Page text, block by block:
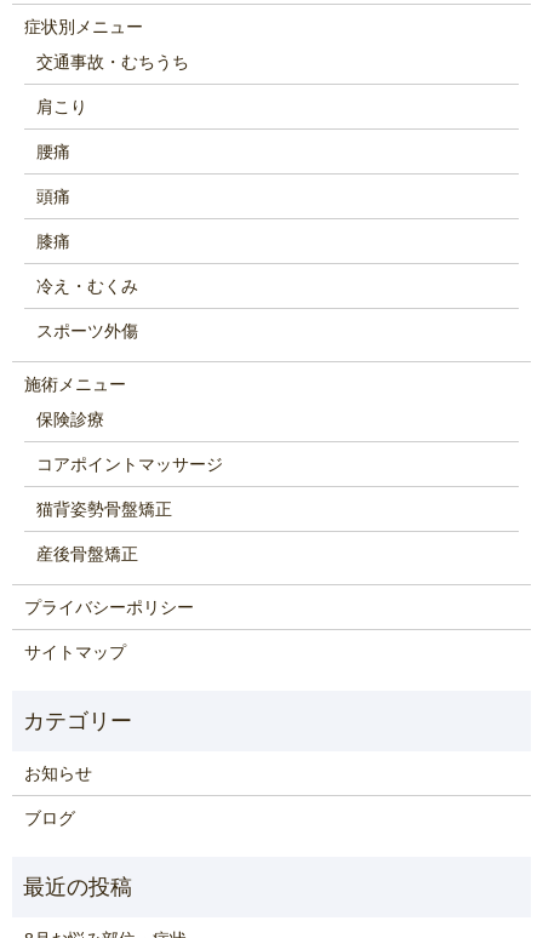
症状別メニュー
交通事故・むちうち
肩こり
腰痛
頭痛
膝痛
冷え・むくみ
スポーツ外傷
施術メニュー
保険診療
コアポイントマッサージ
猫背姿勢骨盤矯正
産後骨盤矯正
プライバシーポリシー
サイトマップ
お知らせ
ブログ